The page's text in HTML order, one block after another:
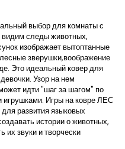
выбор для комнаты с
следы животных,
изображает вытоптанные
зверушки,воображение
Это идеальный ковер для
Узор на нем
идти "шаг за шагом" по
Игры на ковре ЛЕС
развития языковых
истории о животных,
их звуки и творчески